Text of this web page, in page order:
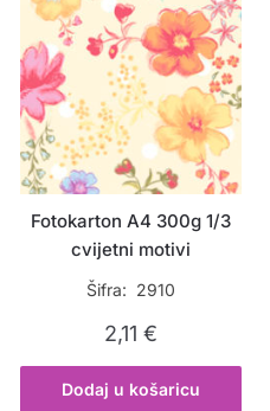
Fotokarton A4 300g 1/3
cvijetni motivi
Šifra: 2910
2,11€
Dodaj u košaricu